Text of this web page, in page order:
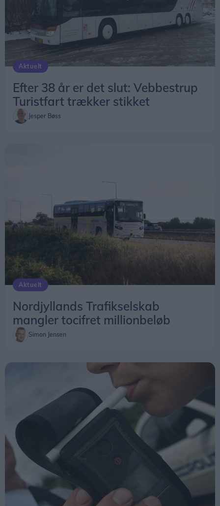
Aktuelt
Efter 38 år er det slut: Vebbestrup
Turistfart trækker stikket
Jesper Bøss
Aktuelt
Nordjyllands Trafikselskab
mangler tocifret millionbeløb
Simon Jensen